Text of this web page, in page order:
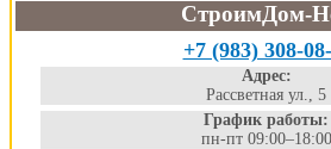
СтроимДом-
+7 (983) 308-
Адрес:
Рассветная ул., 5
График работы:
пн-пт 09:00–18:00